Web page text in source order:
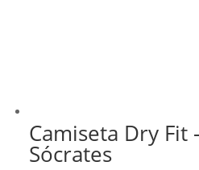
Camiseta Dry Fit
Sócrates